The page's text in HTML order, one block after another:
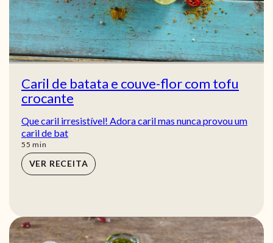
Caril de batata e couve-flor com tofu
crocante
Que caril irresistível! Adora caril mas nunca provou um
caril de bat
55 min
min
VER RECEITA